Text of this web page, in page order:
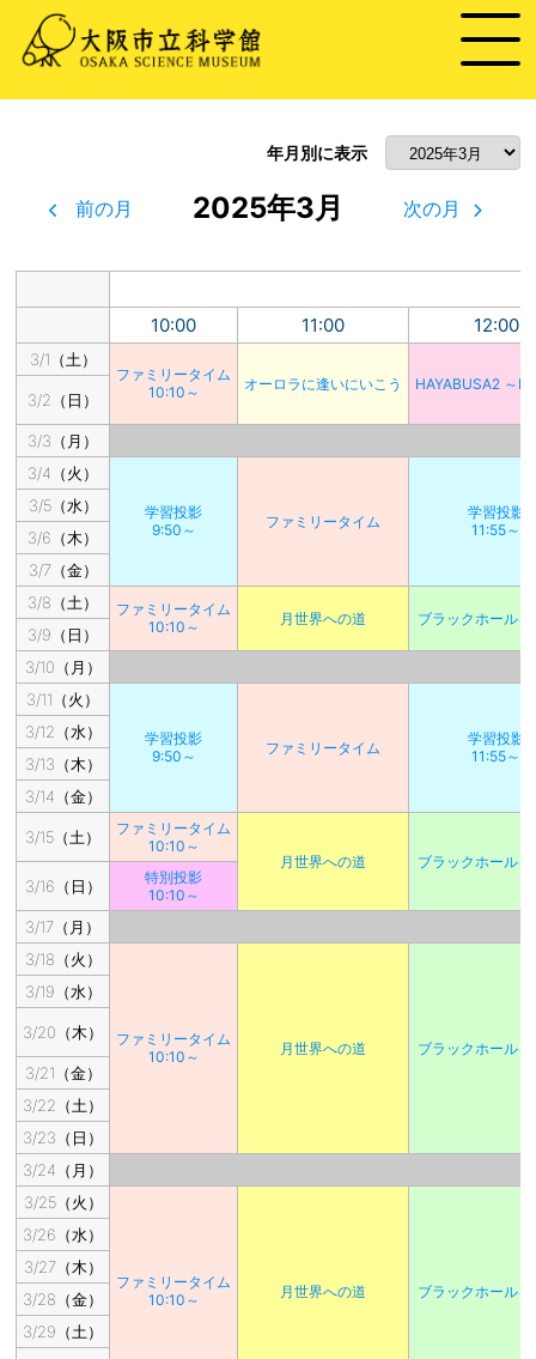
年月別に表示
前の月 2025年3月 次の月
10:00 11:00 12:00
3/1（土）
ファミリータイム
10:10～
オーロラに逢いにいこう HAYABUSA2 ～
3/2（日）
3/3（月）
3/4（火）
学習投影
9:50～
ファミリータイム
学習投影
11:55～
3/5（水）
3/6（木）
3/7（金）
3/8（土）
ファミリータイム
10:10～
月世界への道 ブラックホール
3/9（日）
3/10（月）
3/11（火）
学習投影
9:50～
ファミリータイム
学習投影
11:55～
3/12（水）
3/13（木）
3/14（金）
3/15（土）
ファミリータイム
10:10～
月世界への道
ブラックホール
3/16（日）
特別投影
10:10～
3/17（月）
3/18（火）
ファミリータイム
10:10～
月世界への道 ブラックホール
3/19（水）
3/20（木）
3/21（金）
3/22（土）
3/23（日）
3/24（月）
3/25（火）
ファミリータイム
10:10～
月世界への道 ブラックホール
3/26（水）
3/27（木）
3/28（金）
3/29（土）